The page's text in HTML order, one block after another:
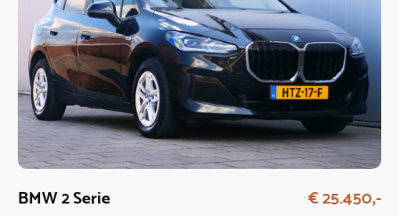
BMW 2 Serie € 25.450,-